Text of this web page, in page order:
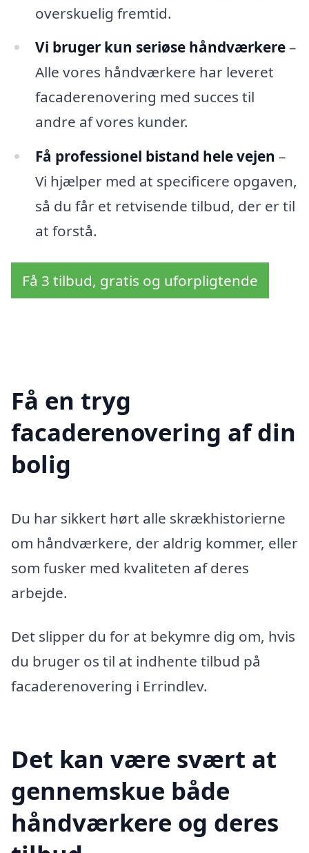
overskuelig fremtid.
Vi bruger kun seriøse håndværkere–
Alle vores håndværkere har leveret
facaderenovering med succes til
andre af vores kunder.
Få professionel bistand hele vejen –
Vi hjælper med at specificere opgaven,
så du får et retvisende tilbud, der er til
at forstå.
Få 3 tilbud, gratis og uforpligtende
Få en tryg
facaderenovering af din
bolig
Du har sikkert hørt alle skrækhistorierne
om håndværkere, der aldrig kommer, eller
som fusker med kvaliteten af deres
arbejde.
Det slipper du for at bekymre dig om, hvis
du bruger os til at indhente tilbud på
facaderenovering i Errindlev.
Det kan være svært at
gennemskue både
håndværkere og deres